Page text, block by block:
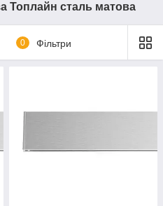
Топлайн сталь матова
0 Фільтри